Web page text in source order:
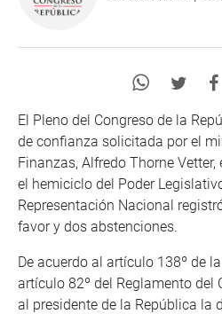
El Pleno del Congreso de la
de confianza solicitada por el
Finanzas, Alfredo Thorne
el hemiciclo del Poder
Representación Nacional
favor y dos abstenciones.
De acuerdo al artículo 138º de
artículo 82º del Reglamento del
al presidente de la República la